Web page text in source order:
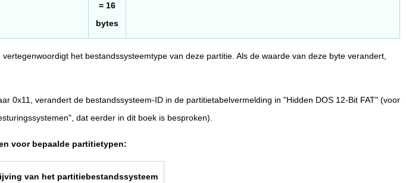
= 16
bytes
het bestandssysteemtype van deze partitie. Als de waarde van deze byte verandert,
0x11, verandert de bestandssysteem-ID in de partitietabelvermelding in "Hidden DOS 12-Bit FAT" (voor
dat eerder in dit boek is besproken).
voor bepaalde partitietypen:
van het partitiebestandssysteem